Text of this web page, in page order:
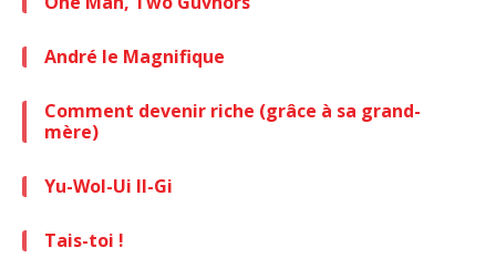
André le Magnifique
Comment devenir riche (grâce à sa grand-
mère)
Yu-Wol-Ui Il-Gi
Tais-toi !